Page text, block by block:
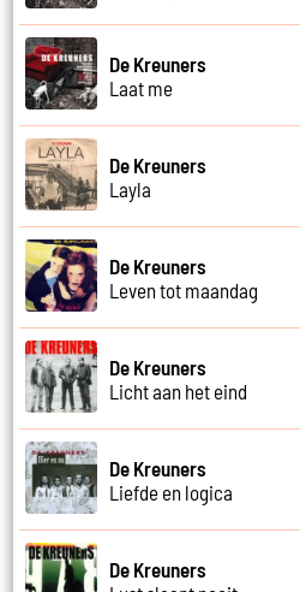
De Kreuners
Laat me
De Kreuners
Layla
De Kreuners
Leven tot maandag
De Kreuners
Licht aan het eind
De Kreuners
Liefde en logica
De Kreuners